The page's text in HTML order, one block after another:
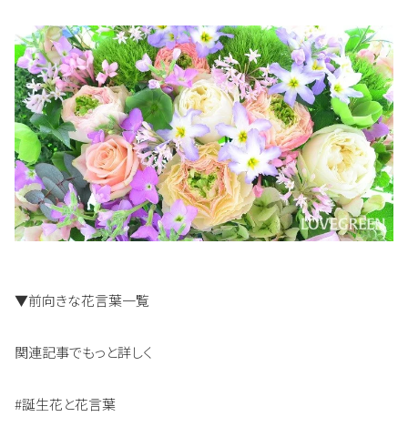
▼前向きな花言葉一覧
関連記事でもっと詳しく
#誕生花と花言葉